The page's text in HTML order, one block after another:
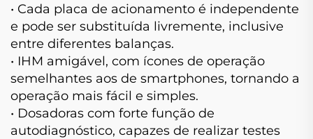
• Cada placa de acionamento é independente
e pode ser substituída livremente, inclusive
entre diferentes balanças.
• IHM amigável, com ícones de operação
semelhantes aos de smartphones, tornando a
operação mais fácil e simples.
• Dosadoras com forte função de
autodiagnóstico, capazes de realizar testes